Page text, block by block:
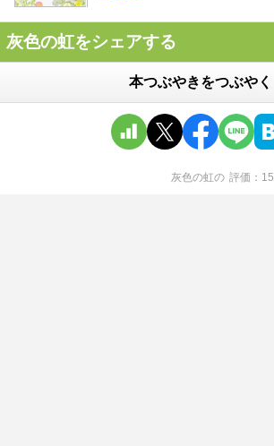
灰色の虹をシェアする
本つぶやきをつぶやく
灰色の虹の 評価 15